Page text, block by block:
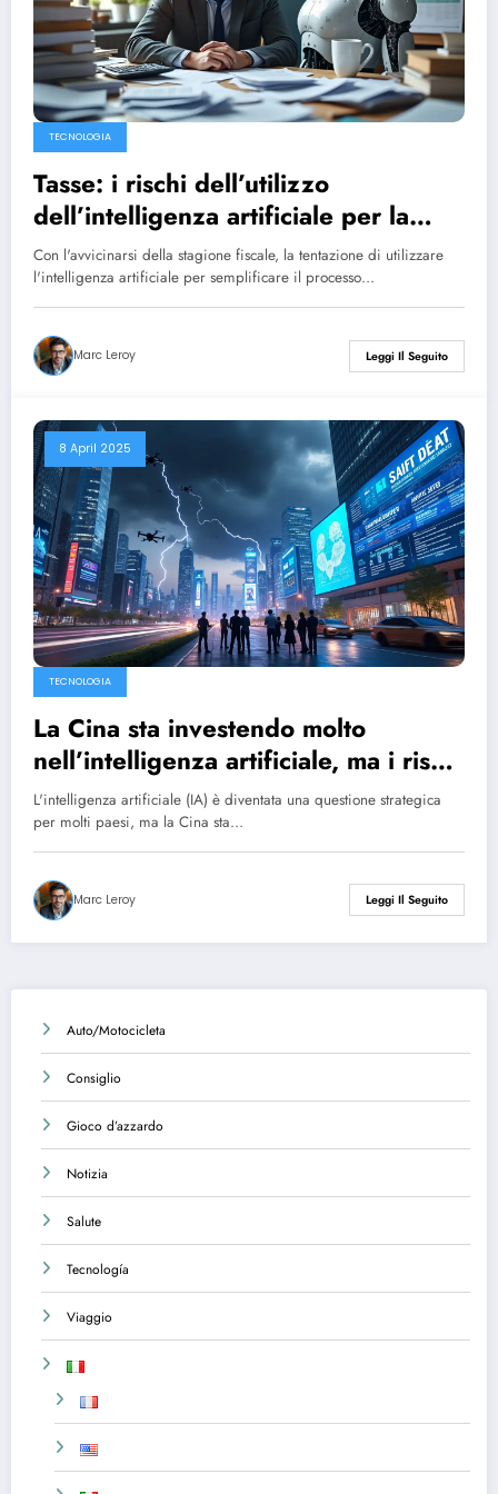
TECNOLOGIA
Tasse: i rischi dell’utilizzo
dell’intelligenza artificiale per la
dichiarazione dei redditi
Con l'avvicinarsi della stagione fiscale, la tentazione di utilizzare
l'intelligenza artificiale per semplificare il processo…
Marc Leroy Leggi Il Seguito
8 April 2025
TECNOLOGIA
La Cina sta investendo molto
nell’intelligenza artificiale, ma i rischi
di una crisi si avvicinano.
L'intelligenza artificiale (IA) è diventata una questione strategica
per molti paesi, ma la Cina sta…
Marc Leroy Leggi Il Seguito
Auto/Motocicleta
Consiglio
Gioco d’azzardo
Notizia
Salute
Tecnología
Viaggio